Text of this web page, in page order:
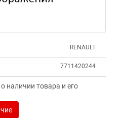
RENAULT
7711420244
наличии товара и его